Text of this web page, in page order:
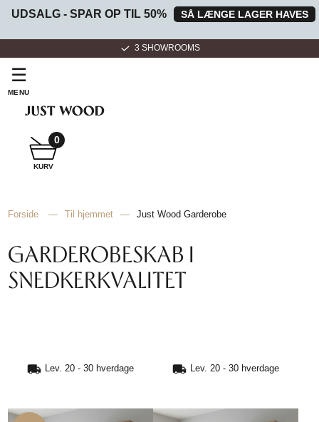
UDSALG - SPAR OP TIL 50% SÅ LÆNGE LAGER HAVES
3 SHOWROOMS
☰
MENU
SNEDKER
BADMØBEL
HJEMMET
KURV
0
Forside — Til hjemmet — Just Wood Garderobe
GARDEROBESKAB I
SNEDKERKVALITET
Lev. 20 - 30 hverdage Lev. 20 - 30 hverdage